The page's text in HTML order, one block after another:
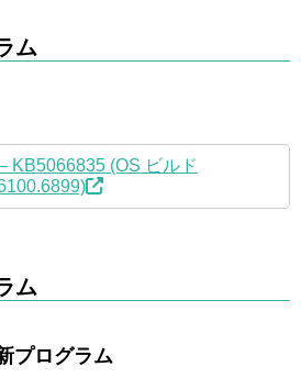
ム
KB5066835 (OS ビルド
ム
プログラム